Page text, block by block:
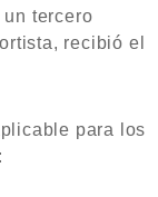
tercero
recibió el
para los